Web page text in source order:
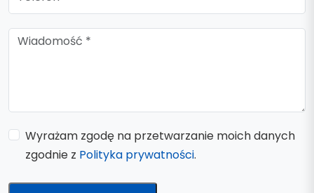
Wyrażam zgodę na przetwarzanie moich danych
zgodnie z Polityka prywatności.